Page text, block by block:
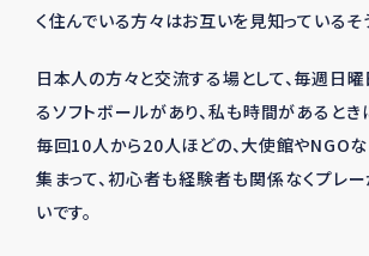
く住んでいる方々はお互いを見知っているそ
日本人の方々と交流する場として、毎週日
るソフトボールがあり、私も時間があるとき
毎回10人から20人ほどの、大使館やNGO
集まって、初心者も経験者も関係なくプレ
いです。